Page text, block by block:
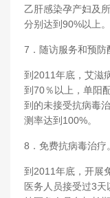
乙肝感染孕产妇及
分别达到90%以上。
7．随访服务和预防
到2011年底，艾滋
到70％以上，单阳
到的未接受抗病毒
测率达到100%。
8．免费抗病毒治疗。
到2011年底，开展
医务人员接受过3